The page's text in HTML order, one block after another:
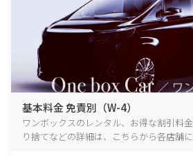
基本料金 免責別（W-4）
ワンボックスのレンタル、お得な割引料
り捨てなどの詳細は、こちらから各店舗に